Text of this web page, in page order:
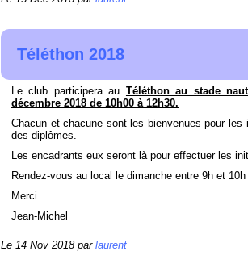
Téléthon 2018
Le club participera au Téléthon au stade
décembre 2018 de 10h00 à 12h30.
Chacun et chacune sont les bienvenues pour
des diplômes.
Les encadrants eux seront là pour effectuer les
Rendez-vous au local le dimanche entre 9h et
Merci
Jean-Michel
Le 14 Nov 2018 par laurent